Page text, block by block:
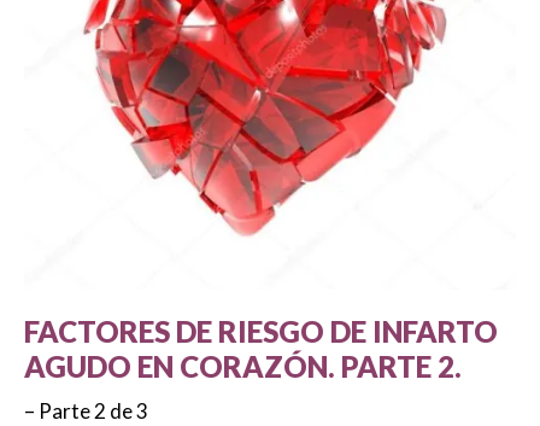
FACTORES DE RIESGO DE INFARTO
AGUDO EN CORAZÓN. PARTE 2.
– Parte 2 de 3